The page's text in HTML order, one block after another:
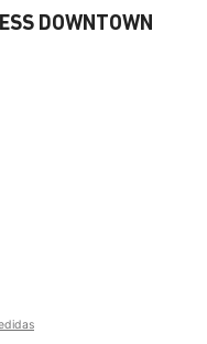
DOWNTOWN